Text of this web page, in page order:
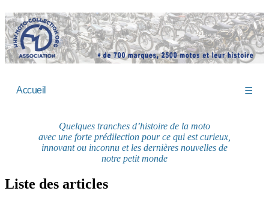
Accueil ☰
Quelques tranches d’histoire de la moto
avec une forte prédilection pour ce qui est curieux,
innovant ou inconnu et les dernières nouvelles de
notre petit monde
Liste des articles